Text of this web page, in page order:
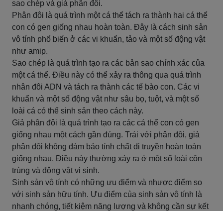
sao chép và giả phân đôi.
Phân đôi là quá trình một cá thể tách ra thành hai cá thể
con có gen giống nhau hoàn toàn. Đây là cách sinh sản
vô tính phổ biến ở các vi khuẩn, tảo và một số động vật
như amip.
Sao chép là quá trình tạo ra các bản sao chính xác của
một cá thể. Điều này có thể xảy ra thông qua quá trình
nhân đôi ADN và tách ra thành các tế bào con. Các vi
khuẩn và một số động vật như sâu bọ, tuột, và một số
loài cá có thể sinh sản theo cách này.
Giả phân đôi là quá trình tạo ra các cá thể con có gen
giống nhau một cách gần đúng. Trái với phân đôi, giả
phân đôi không đảm bảo tính chất di truyền hoàn toàn
giống nhau. Điều này thường xảy ra ở một số loài côn
trùng và động vật vi sinh.
Sinh sản vô tính có những ưu điểm và nhược điểm so
với sinh sản hữu tính. Ưu điểm của sinh sản vô tính là
nhanh chóng, tiết kiệm năng lượng và không cần sự kết